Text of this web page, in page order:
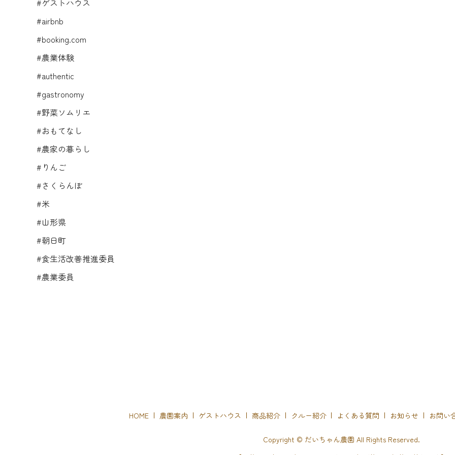
#ゲストハウス
#airbnb
#booking.com
#農業体験
#authentic
#gastronomy
#野菜ソムリエ
#おもてなし
#農家の暮らし
#りんご
#さくらんぼ
#米
#山形県
#朝日町
#食生活改善推進委員
#農業委員
HOME 農園案内 ゲストハウス 商品紹介 クルー紹介 よくある質問 お知らせ お問い
Copyright © だいちゃん農園 All Rights Reserved.